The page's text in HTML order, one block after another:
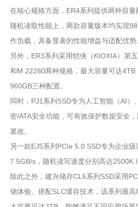
在核心规格方面，ER4系列提供两种容
随机读取性能上，两款容量版本均实现
作负载，具备显著的性能增益与适配优势
另外，ER3系列采用铠侠（KIOXIA）第
和M.22280两种规格，最大容量可达
960GB三种配置。
同时，PJ1系列SSD专为人工智能（AI
密/ATA安全功能，可有效保护数据安全
篡改。
另一款EJ5系列PCIe 5.0 SSD专为企业
7.5GB/s，随机读写速度分别高达2500K
除此之外，建兴储存CL6系列SSD采用
储体验。搭配SLC缓存技术，该系列最